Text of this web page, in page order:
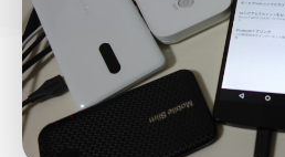
セール情報 スマートホーム ア
回線 iPhone
ガイド ニュース オーディオ